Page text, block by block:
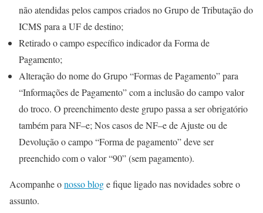
não atendidas pelos campos criados no Grupo de Tributação do
ICMS para a UF de destino;
Retirado o campo específico indicador da Forma de
Pagamento;
Alteração do nome do Grupo “Formas de Pagamento” para
“Informações de Pagamento” com a inclusão do campo valor
do troco. O preenchimento deste grupo passa a ser obrigatório
também para NF–e; Nos casos de NF–e de Ajuste ou de
Devolução o campo “Forma de pagamento” deve ser
preenchido com o valor “90” (sem pagamento).
Acompanhe onosso bloge fique ligado nas novidades sobre o
assunto.